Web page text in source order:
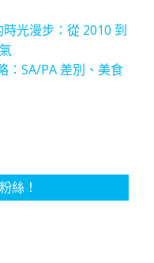
時光漫步：從 2010 到
：SA/PA 差別、美食
絲！